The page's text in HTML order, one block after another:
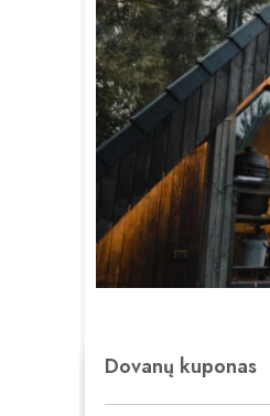
Dovanų kuponas